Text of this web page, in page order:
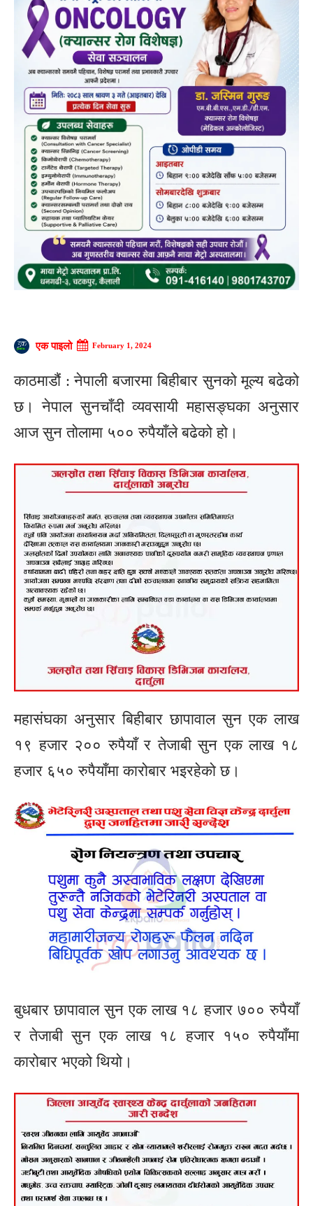
एक पाइलो February 1, 2024
काठमाडौं : नेपाली बजारमा बिहीबार सुनको मूल्य बढेको
छ। नेपाल सुनचाँदी व्यवसायी महासङ्घका अनुसार
आज सुन तोलामा ५०० रुपैयाँले बढेको हो।
महासंघका अनुसार बिहीबार छापावाल सुन एक लाख
१९ हजार २०० रुपैयाँ र तेजाबी सुन एक लाख १८
हजार ६५० रुपैयाँमा कारोबार भइरहेको छ।
बुधबार छापावाल सुन एक लाख १८ हजार ७०० रुपैयाँ
र तेजाबी सुन एक लाख १८ हजार १५० रुपैयाँमा
कारोबार भएको थियो।